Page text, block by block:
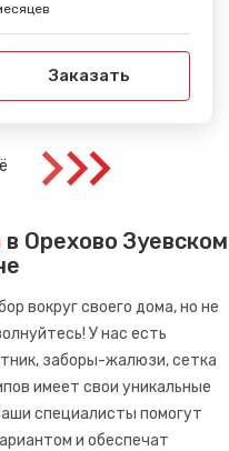
Заказать
в Орехово Зуевском
вокруг своего дома, но не
У нас есть
заборы-жалюзи, сетка
имеет свои уникальные
специалисты помогут
и обеспечат